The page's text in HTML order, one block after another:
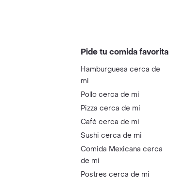
Pide tu comida
Hamburguesa cerca de
mi
Pollo cerca de mi
Pizza cerca de mi
Café cerca de mi
Sushi cerca de mi
Comida Mexicana cerca
de mi
Postres cerca de mi